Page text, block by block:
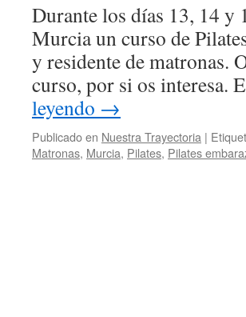
Durante los días 13, 14 y
Murcia un curso de
y residente de matronas.
curso, por si os
leyendo →
Publicado en Nuestra Trayectoria |
Matronas, Murcia, Pilates, Pilates